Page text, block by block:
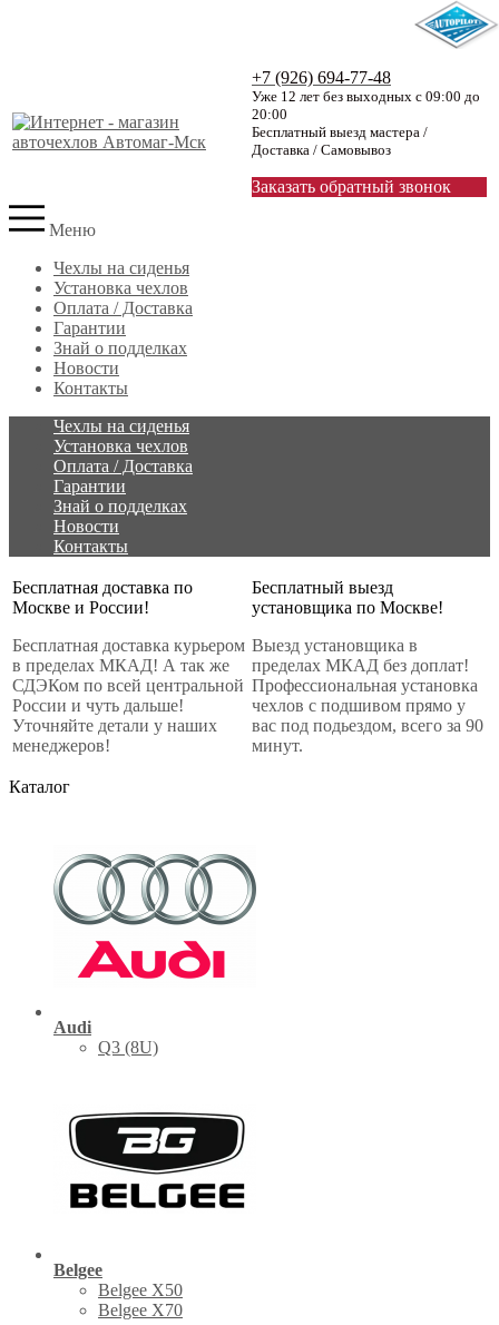
+7 (926) 694-77-48
Уже 12 лет без выходных с 09:00 до
20:00
Бесплатный выезд мастера /
Доставка / Самовывоз
Заказать обратный звонок
Меню
Чехлы на сиденья
Установка чехлов
Оплата / Доставка
Гарантии
Знай о подделках
Новости
Контакты
Чехлы на сиденья
Установка чехлов
Оплата / Доставка
Гарантии
Знай о подделках
Новости
Контакты
Бесплатная доставка по
Москве и России!
Бесплатная доставка курьером
в пределах МКАД! А так же
СДЭКом по всей центральной
России и чуть дальше!
Уточняйте детали у наших
менеджеров!
Бесплатный выезд
установщика по Москве!
Выезд установщика в
пределах МКАД без доплат!
Профессиональная установка
чехлов с подшивом прямо у
вас под подьездом, всего за 90
минут.
Каталог
Audi
Q3 (8U)
Belgee
Belgee X50
Belgee X70